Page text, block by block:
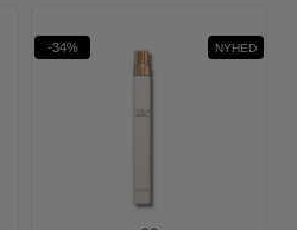
-34% NYHED